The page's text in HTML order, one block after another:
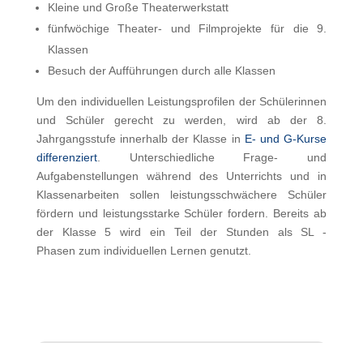
Kleine und Große Theaterwerkstatt
fünfwöchige Theater- und Filmprojekte für die 9.
Klassen
Besuch der Aufführungen durch alle Klassen
Um den individuellen Leistungsprofilen der Schülerinnen
und Schüler gerecht zu werden, wird ab der 8.
Jahrgangsstufe innerhalb der Klasse in E- und G-Kurse
differenziert. Unterschiedliche Frage- und
Aufgabenstellungen während des Unterrichts und in
Klassenarbeiten sollen leistungsschwächere Schüler
fördern und leistungsstarke Schüler fordern. Bereits ab
der Klasse 5 wird ein Teil der Stunden als SL -
Phasen zum individuellen Lernen genutzt.